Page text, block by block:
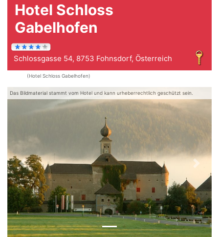
Hotel Schloss
Gabelhofen
Schlossgasse 54, 8753 Fohnsdorf, Österreich
(Hotel Schloss Gabelhofen)
Das Bildmaterial stammt vom Hotel und kann urheberrechtlich geschützt sein.
Zurück